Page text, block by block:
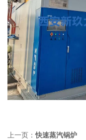
上一页：快速蒸汽锅炉